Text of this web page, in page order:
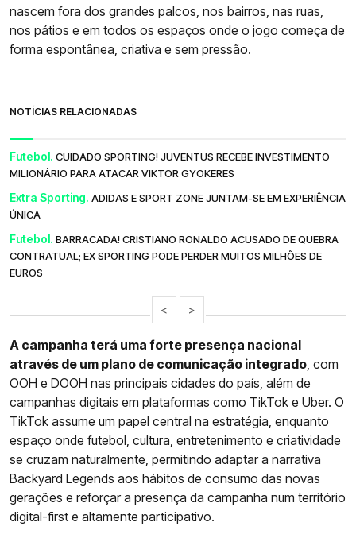
nascem fora dos grandes palcos, nos bairros, nas ruas,
nos pátios e em todos os espaços onde o jogo começa de
forma espontânea, criativa e sem pressão.
NOTÍCIAS RELACIONADAS
Futebol. CUIDADO SPORTING! JUVENTUS RECEBE INVESTIMENTO
MILIONÁRIO PARA ATACAR VIKTOR GYOKERES
Extra Sporting. ADIDAS E SPORT ZONE JUNTAM-SE EM EXPERIÊNCIA
ÚNICA
Futebol. BARRACADA! CRISTIANO RONALDO ACUSADO DE QUEBRA
CONTRATUAL; EX SPORTING PODE PERDER MUITOS MILHÕES DE
EUROS
< >
A campanha terá uma forte presença nacional
através de um plano de comunicação integrado , com
OOH e DOOH nas principais cidades do país, além de
campanhas digitais em plataformas como TikTok e Uber. O
TikTok assume um papel central na estratégia, enquanto
espaço onde futebol, cultura, entretenimento e criatividade
se cruzam naturalmente, permitindo adaptar a narrativa
Backyard Legends aos hábitos de consumo das novas
gerações e reforçar a presença da campanha num território
digital-first e altamente participativo.